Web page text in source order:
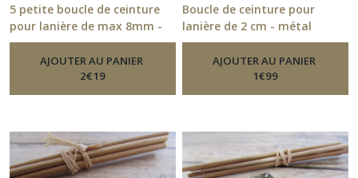
5 petite boucle de ceinture
pour lanière de max 8mm -
métal gris foncé - 25.52
Boucle De Ceinture
AJOUTER AU PANIER
2€19
Boucle de ceinture pour
lanière de 2 cm - métal
argenté - 14.52-Boucle De
CeintureAJOUTER AU PANIER
1€99